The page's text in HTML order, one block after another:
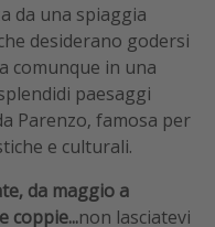
da una spiaggia
desiderano godersi
comunque in una
paesaggi
Parenzo, famosa per
e culturali.
da maggio a
coppie...non lasciatevi